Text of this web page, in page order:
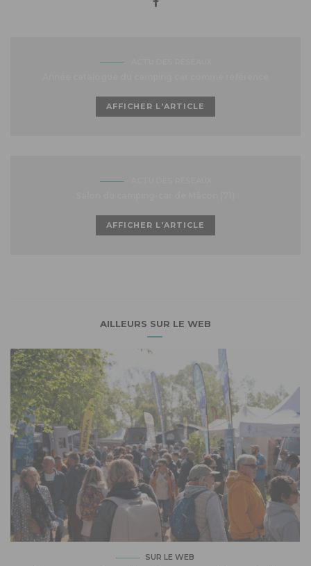
AFFICHER L'ARTICLE
AFFICHER L'ARTICLE
AILLEURS SUR LE WEB
SUR LE WEB